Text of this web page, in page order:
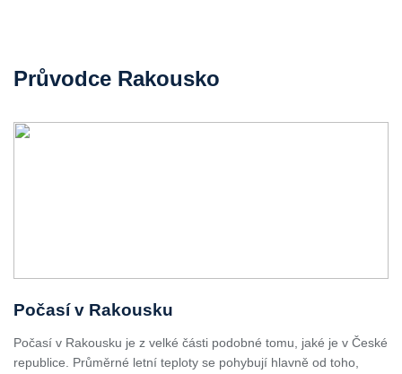
Průvodce Rakousko
Počasí v Rakousku
Počasí v Rakousku je z velké části podobné tomu, jaké je v České
republice. Průměrné letní teploty se pohybují hlavně od toho,